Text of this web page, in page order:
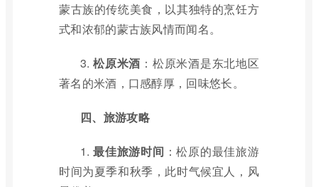
蒙古族的传统美食，以其独特的烹饪方
式和浓郁的蒙古族风情而闻名。
3.松原米酒 ：松原米酒是东北地区
著名的米酒，口感醇厚，回味悠长。
四、旅游攻略
1.最佳旅游时间 ：松原的最佳旅游
时间为夏季和秋季，此时气候宜人，风